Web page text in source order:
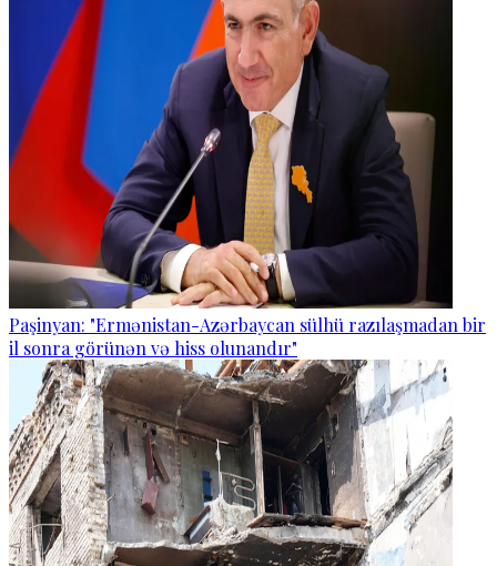
Paşinyan: "Ermənistan-Azərbaycan sülhü razılaşmadan bir
il sonra görünən və hiss olunandır"